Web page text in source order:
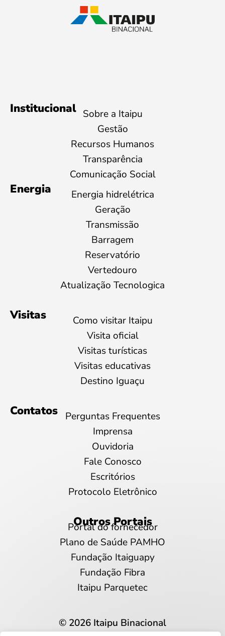
Institucional Sobre a Itaipu
Gestão
Recursos Humanos
Transparência
Comunicação Social
Energia
Energia hidrelétrica
Geração
Transmissão
Barragem
Reservatório
Vertedouro
Atualização Tecnologica
Visitas
Como visitar Itaipu
Visita oficial
Visitas turísticas
Visitas educativas
Destino Iguaçu
Contatos
Perguntas Frequentes
Imprensa
Ouvidoria
Fale Conosco
Escritórios
Protocolo Eletrônico
Outros Portais
Portal do fornecedor
Plano de Saúde PAMHO
Fundação Itaiguapy
Fundação Fibra
Itaipu Parquetec
© 2026 Itaipu Binacional